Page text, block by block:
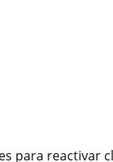
para reactivar